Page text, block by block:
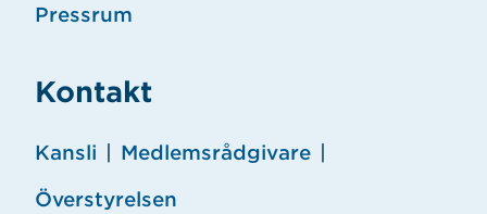
Pressrum
Kontakt
Kansli Medlemsrådgivare
Överstyrelsen